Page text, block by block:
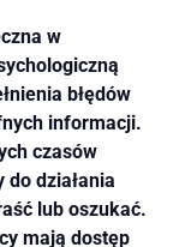
w
błędów
informacji.
czasów
działania
lub oszukać.
mają dostęp